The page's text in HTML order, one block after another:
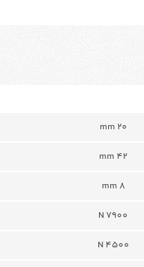
mm 20
mm 42
8 mm
N 7900
N 4500